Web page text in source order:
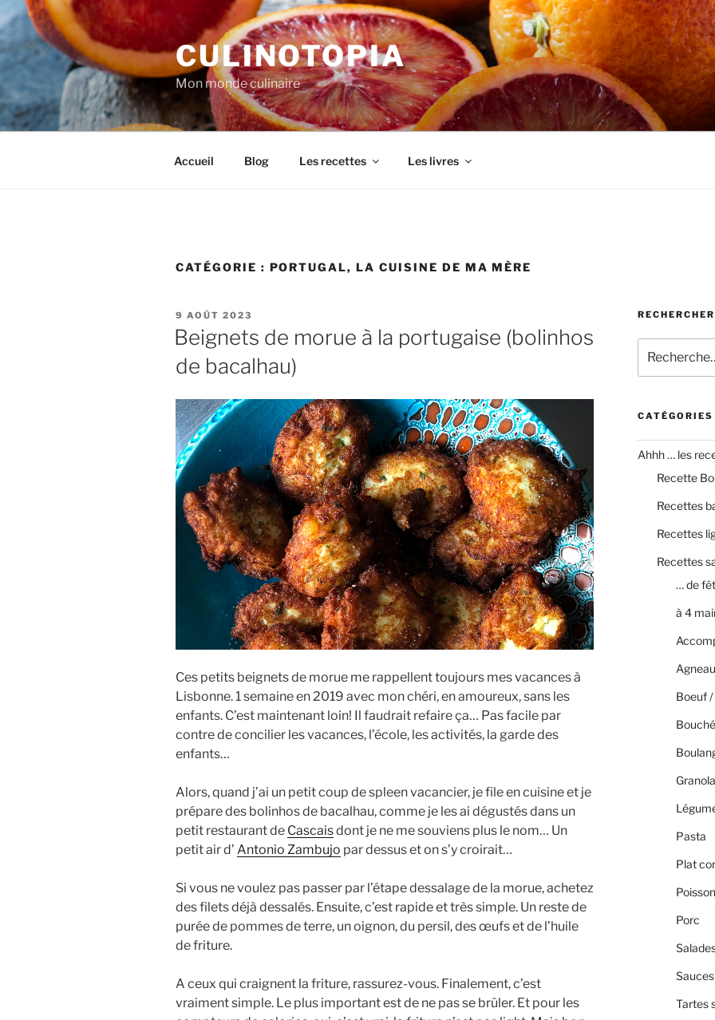
Aller
au
contenu
principal
CULINOTOPIA
Mon monde culinaire
Accueil Blog Les recettes Les livres
CATÉGORIE : PORTUGAL, LA CUISINE DE MA MÈRE
PUBLIÉ
LE
9 AOÛT 2023
Beignets de morue à la portugaise (bolinhos
de bacalhau)
Ces petits beignets de morue me rappellent toujours mes vacances à
Lisbonne. 1 semaine en 2019 avec mon chéri, en amoureux, sans les
enfants. C’est maintenant loin! Il faudrait refaire ça… Pas facile par
contre de concilier les vacances, l’école, les activités, la garde des
enfants…
Alors, quand j’ai un petit coup de spleen vacancier, je file en cuisine et je
prépare des bolinhos de bacalhau, comme je les ai dégustés dans un
petit restaurant de Cascaisdont je ne me souviens plus le nom… Un
petit air d’ Antonio Zambujo par dessus et on s’y croirait…
Si vous ne voulez pas passer par l’étape dessalage de la morue, achetez
des filets déjà dessalés. Ensuite, c’est rapide et très simple. Un reste de
purée de pommes de terre, un oignon, du persil, des œufs et de l’huile
de friture.
A ceux qui craignent la friture, rassurez-vous. Finalement, c’est
vraiment simple. Le plus important est de ne pas se brûler. Et pour les
RECHERCHER
pour
:
CATÉGORIES
Ahhh … les
Recette
Recettes
Recettes
Recettes
… de
à 4
Boeuf
Granola
Pasta
Plat
Poisson
Porc
Tartes